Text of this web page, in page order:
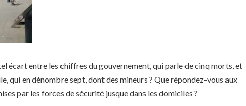
écart entre les chiffres du gouvernement, qui parle de cinq morts, et
qui en dénombre sept, dont des mineurs ? Que répondez-vous aux
par les forces de sécurité jusque dans les domiciles ?